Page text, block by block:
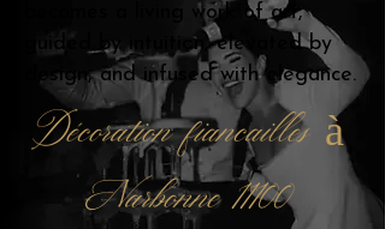
becomes a living work of art,
guided by intuition, elevated by
design, and infused with elegance.
Décoration fiancailles à
Narbonne 11100